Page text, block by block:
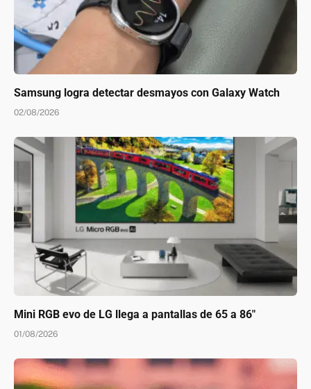
Samsung logra detectar desmayos con Galaxy Watch
02/08/2026
Mini RGB evo de LG llega a pantallas de 65 a 86″
01/08/2026